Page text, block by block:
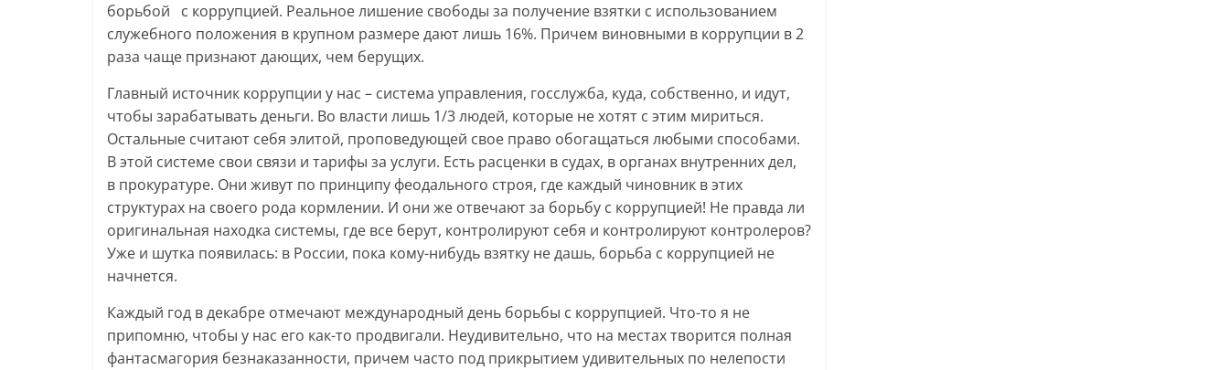
борьбой с коррупцией. Реальное лишение свободы за получение взятки с использованием
служебного положения в крупном размере дают лишь 16%. Причем виновными в коррупции в 2
раза чаще признают дающих, чем берущих.
Главный источник коррупции у нас – система управления, госслужба, куда, собственно, и идут,
чтобы зарабатывать деньги. Во власти лишь 1/3 людей, которые не хотят с этим мириться.
Остальные считают себя элитой, проповедующей свое право обогащаться любыми способами.
В этой системе свои связи и тарифы за услуги. Есть расценки в судах, в органах внутренних дел,
в прокуратуре. Они живут по принципу феодального строя, где каждый чиновник в этих
структурах на своего рода кормлении. И они же отвечают за борьбу с коррупцией! Не правда ли
оригинальная находка системы, где все берут, контролируют себя и контролируют контролеров?
Уже и шутка появилась: в России, пока кому-нибудь взятку не дашь, борьба с коррупцией не
начнется.
Каждый год в декабре отмечают международный день борьбы с коррупцией. Что-то я не
припомню, чтобы у нас его как-то продвигали. Неудивительно, что на местах творится полная
фантасмагория безнаказанности, причем часто под прикрытием удивительных по нелепости